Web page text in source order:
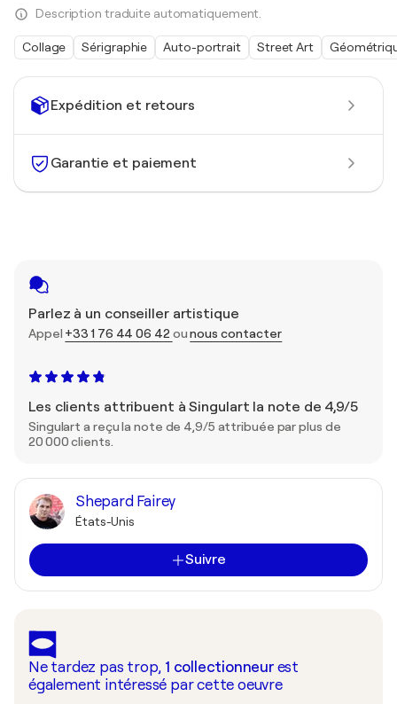
Expédition et retours
Garantie et paiement
Parlez à un conseiller artistique
Appel +33 1 76 44 06 42 ounous contacter
Les clients attribuent à Singulart la note de 4,9/5
Singulart a reçu la note de 4,9/5 attribuée par plus de
20 000 clients.
Shepard Fairey
États-Unis
Suivre
Ne tardez pas trop, 1 collectionneur est
également intéressé par cette oeuvre
Description traduite automatiquement.
Collage Sérigraphie Auto-portrait Street Art